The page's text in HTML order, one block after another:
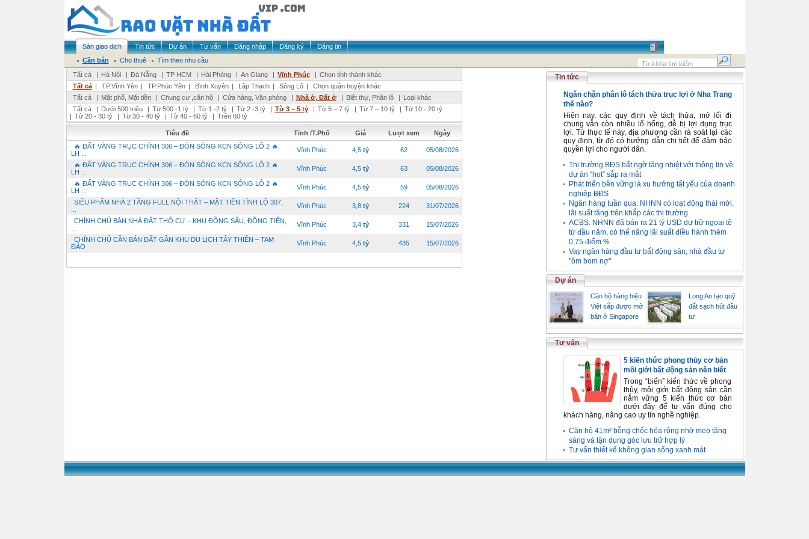
Sàn giao dịch Tin tức Dự án Tư vấn Đăng nhập Đăng ký
Đăng tin
Cần bán
Cho thuê
Tìm theo nhu cầu
Tất cả
| Hà Nội | Đà Nẵng | TP HCM | Hải Phòng | An Giang | Vĩnh Phúc | Chọn tỉnh thành khác
Tất cả | TP.Vĩnh Yên | TP.Phúc Yên | Bình Xuyên | Lập Thạch | Sông Lô |
Chọn quận huyện khác
Tất cả
| Mặt phố, Mặt tiền | Chung cư ,căn hộ | Cửa hàng, Văn phòng | Nhà ở, Đất ở | Biệt thự, Phân lô | Loại khác
Tất cả
| Dưới 500 triệu | Từ 500 -1 tỷ | Từ 1 -2 tỷ | Từ 2 -3 tỷ | Từ 3 – 5 tỷ | Từ 5 – 7 tỷ | Từ 7 – 10 tỷ | Từ 10 - 20 tỷ
| Từ 20 - 30 tỷ | Từ 30 - 40 tỷ | Từ 40 - 60 tỷ | Trên 60 tỷ
Tiêu đề Tỉnh /T.Phố Giá Lượt xem
Ngày
🔥 ĐẤT VÀNG TRỤC CHÍNH 306 – ĐÓN SÓNG KCN SÔNG LÔ 2 🔥.
LH ...
Vĩnh Phúc 4,5 tỷ 62 05/08/2026
🔥 ĐẤT VÀNG TRỤC CHÍNH 306 – ĐÓN SÓNG KCN SÔNG LÔ 2 🔥.
LH ...
Vĩnh Phúc 4,5 tỷ 63 05/08/2026
🔥 ĐẤT VÀNG TRỤC CHÍNH 306 – ĐÓN SÓNG KCN SÔNG LÔ 2 🔥.
LH ...
Vĩnh Phúc 4,5 tỷ 59 05/08/2026
SIÊU PHẨM NHÀ 2 TẦNG FULL NỘI THẤT – MẶT TIỀN TỈNH LỘ 307,
Vĩnh Phúc 3,8 tỷ 224 31/07/2026
CHÍNH CHỦ BÁN NHÀ ĐẤT THỔ CƯ – KHU ĐỒNG SẬU, ĐỒNG TIẾN,
Vĩnh Phúc 3,4 tỷ 331 15/07/2026
CHÍNH CHỦ CẦN BÁN ĐẤT GẦN KHU DU LỊCH TÂY THIÊN – TAM
ĐẢO
Vĩnh Phúc 4,5 tỷ 435 15/07/2026
Tin tức
Ngăn chặn phân lô tách thửa trục lợi ở Nha Trang
thế nào?
Hiện nay, các quy định về tách thửa, mở lối đi
chung vẫn còn nhiều lổ hổng, dễ bị lợi dụng trục
lợi. Từ thực tế này, địa phương cần rà soát lại các
quy định, từ đó có hướng dẫn chi tiết để đảm bảo
quyền lợi cho người dân.
Thị trường BĐS bất ngờ tăng nhiệt với thông tin về
dự án “hot” sắp ra mắt
Phát triển bền vững là xu hướng tất yếu của doanh
nghiệp BĐS
Ngân hàng tuần qua: NHNN có loạt động thái mới,
lãi suất tăng trên khắp các thị trường
ACBS: NHNN đã bán ra 21 tỷ USD dự trữ ngoại tệ
từ đầu năm, có thể nâng lãi suất điều hành thêm
0,75 điểm %
Vay ngân hàng đầu tư bất động sản, nhà đầu tư
"ôm bom nợ"
Dự án
Căn hộ hàng hiệu
Việt sắp được mở
bán ở Singapore
Long An tạo quỹ
đất sạch hút đầu
tư
Tư vấn
5 kiến thức phong thủy cơ bản
môi giới bất động sản nên biết
Trong “biển” kiến thức về phong
thủy, môi giới bất động sản cần
nắm vững 5 kiến thức cơ bản
dưới đây để tư vấn đúng cho
khách hàng, nâng cao uy tín nghề nghiệp.
Căn hộ 41m² bỗng chốc hóa rộng nhờ mẹo tăng
sáng và tận dụng góc lưu trữ hợp lý
Tư vấn thiết kế không gian sống xanh mát